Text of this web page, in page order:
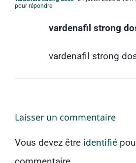
pour répondre
vardenafil strong
vardenafil strong
Laisser un commentaire
Vous devez être identifié